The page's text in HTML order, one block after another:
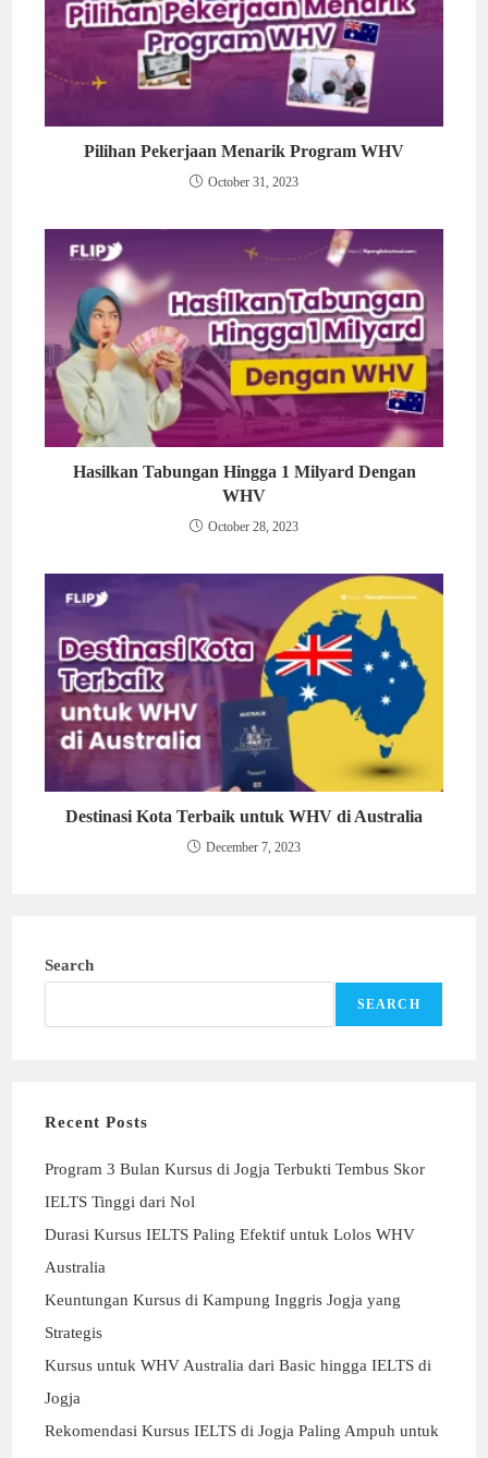
Pilihan Pekerjaan Menarik Program WHV
October 31, 2023
Hasilkan Tabungan Hingga 1 Milyard Dengan
WHV
October 28, 2023
Destinasi Kota Terbaik untuk WHV di Australia
December 7, 2023
Search
SEARCH
Recent Posts
Program 3 Bulan Kursus di Jogja Terbukti Tembus Skor
IELTS Tinggi dari Nol
Durasi Kursus IELTS Paling Efektif untuk Lolos WHV
Australia
Keuntungan Kursus di Kampung Inggris Jogja yang
Strategis
Kursus untuk WHV Australia dari Basic hingga IELTS di
Jogja
Rekomendasi Kursus IELTS di Jogja Paling Ampuh untuk